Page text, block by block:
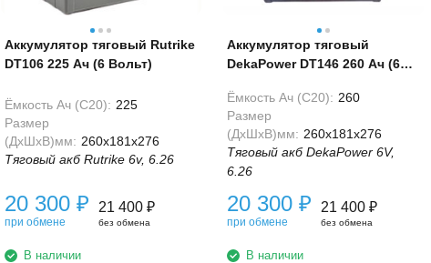
Аккумулятор тяговый Rutrike
DT106 225 Ач (6 Вольт)
Ёмкость Ач (С20): 225
Размер
(ДхШхВ)мм: 260x181x276
Тяговый акб Rutrike 6v, 6.26
20 300 ₽
при обмене
21 400 ₽
без обмена
В наличии
Аккумулятор тяговый
DekaPower DT146 260 Ач (6
Ёмкость Ач (С20): 260
Размер
(ДхШхВ)мм: 260x181x276
Тяговый акб DekaPower 6V,
6.26
20 300 ₽
при обмене
21 400 ₽
без обмена
В наличии